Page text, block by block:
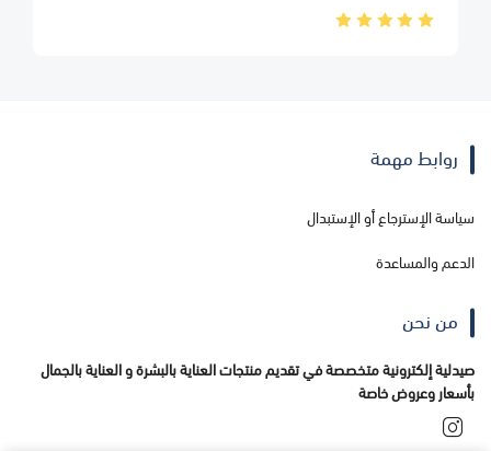
روابط مهمة
سياسة الإسترجاع أو الإستبدال
الدعم والمساعدة
من نحن
صيدلية إلكترونية متخصصة في تقديم منتجات العناية بالبشرة و العناية بالجمال
بأسعار وعروض خاصة